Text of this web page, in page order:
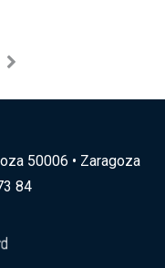
50006 • Zaragoza
84